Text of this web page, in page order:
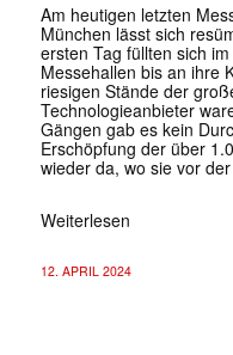
Am heutigen letzten
München lässt sich
ersten Tag füllten sich
Messehallen bis an ihre
riesigen Stände der
Technologieanbieter
Gängen gab es kein
Erschöpfung der über
wieder da, wo sie vor
Weiterlesen
12. APRIL 2024